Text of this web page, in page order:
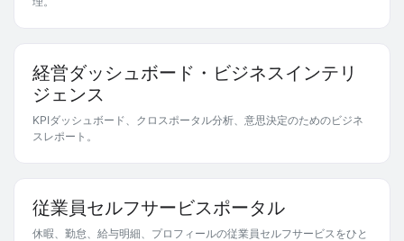
経営ダッシュボード・ビジネスインテリ
ジェンス
KPIダッシュボード、クロスポータル分析、意思決定のためのビジネ
スレポート。
従業員セルフサービスポータル
休暇、勤怠、給与明細、プロフィールの従業員セルフサービスをひと